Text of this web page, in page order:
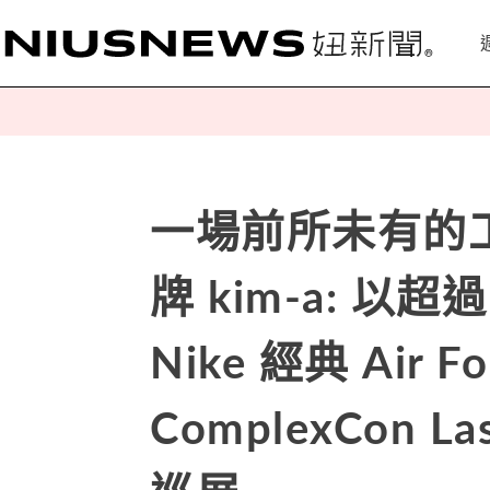
一場前所未有的
牌 kim-a: 以超
Nike 經典 Air
ComplexCon